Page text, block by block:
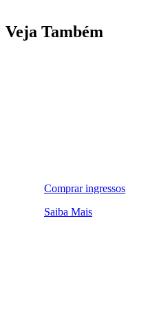
Veja Também
Comprar ingressos
Saiba Mais